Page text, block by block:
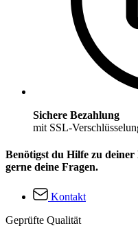
Sichere Bezahlung
mit SSL-
Benötigst du Hilfe zu
gerne deine Fragen.
Kontakt
Geprüfte Qualität